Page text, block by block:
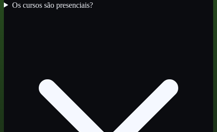
Os cursos são presenciais?